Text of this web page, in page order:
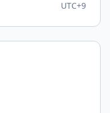
UTC+9